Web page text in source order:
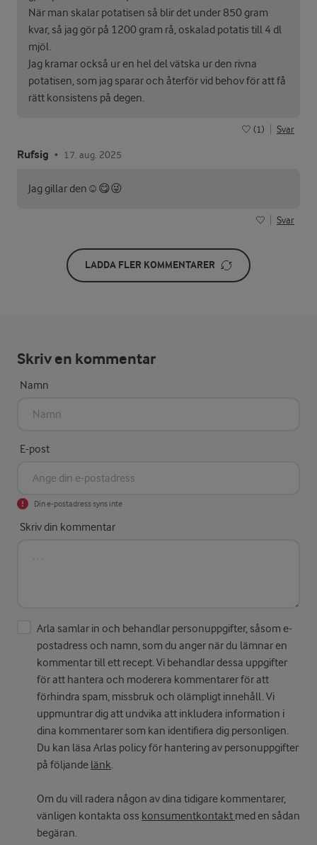
När man skalar potatisen så blir det under 850 gram
kvar, så jag gör på 1200 gram rå, oskalad potatis till 4 dl
mjöl.
Jag kramar också ur en hel del vätska ur den rivna
potatisen, som jag sparar och återför vid behov för att få
rätt konsistens på degen.
(1) Svar
Rufsig • 17. aug. 2025
Jag gillar den☺️😋😜
Svar
LADDA FLER KOMMENTARER
Skriv en kommentar
Namn
E-post
Din e-postadress syns inte
Skriv din kommentar
Arla samlar in och behandlar personuppgifter, såsom e-
postadress och namn, som du anger när du lämnar en
kommentar till ett recept. Vi behandlar dessa uppgifter
för att hantera och moderera kommentarer för att
förhindra spam, missbruk och olämpligt innehåll. Vi
uppmuntrar dig att undvika att inkludera information i
dina kommentarer som kan identifiera dig personligen.
Du kan läsa Arlas policy för hantering av personuppgifter
på följande länk.
Om du vill radera någon av dina tidigare kommentarer,
vänligen kontakta oss konsumentkontakt med en sådan
begäran.